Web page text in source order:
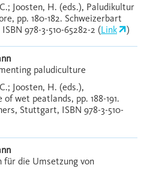
Joosten, H. (eds.), Paludikultur
pp. 180-182. Schweizerbart
978-3-510-65282-2 (Link )
paludiculture
Joosten, H. (eds.),
wet peatlands, pp. 188-191.
Stuttgart, ISBN 978-3-510-
für die Umsetzung von